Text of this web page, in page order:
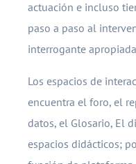
actuación e incluso
paso a paso al
interrogante
Los espacios de
encuentra el foro, el
datos, el Glosario, El
espacios didácticos;